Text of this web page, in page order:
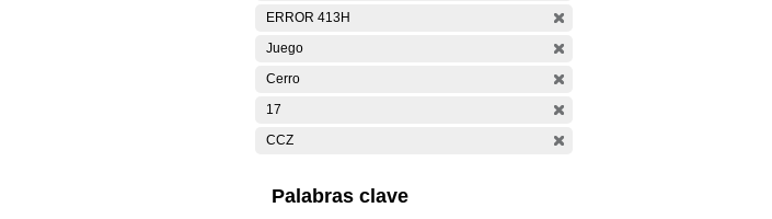
ERROR 413H
Juego
Cerro
17
CCZ
Palabras clave